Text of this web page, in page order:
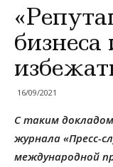
16/09/2021
С таким
журнала «Пресс-
международной